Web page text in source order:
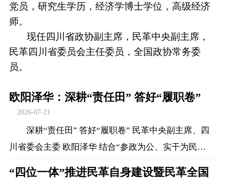
党员，研究生学历，经济学博士学位，高级经济
师。
现任四川省政协副主席，民革中央副主席，
民革四川省委员会主任委员，全国政协常务委
员。
欧阳泽华：深耕“责任田” 答好“履职卷”
2026-07-21
深耕“责任田” 答好“履职卷” 民革中央副主席、四
川省委会主委 欧阳泽华 结合“参政为公、实干为民…
“四位一体”推进民革自身建设暨民革全国